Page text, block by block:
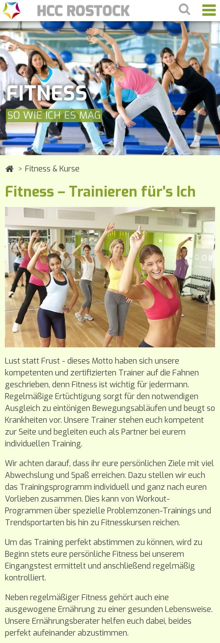
FITNESS
SO WIE ICH ES MAG
Fitness & Kurse
Fitness – Trainieren für’s Ich
Lust statt Frust - dieses Motto haben sich unsere
kompetenten und zertifizierten Trainer auf die Fahnen
geschrieben, denn Fitness ist wichtig für jedermann.
Regelmäßige Ertüchtigung sorgt für den notwendigen
Ausgleich zu eintönigen Bewegungsabläufen und beugt so
Krankheiten vor. Unsere Trainer stehen euch kompetent
zur Seite und begleiten euch als Partner bei eurem
individuellen Training.
Wir achten darauf, dass ihr eure persönlichen Ziele mit viel
Abwechslung und Spaß erreichen. Dazu stellen wir euch
das Trainingsprogramm individuell und ganz nach euren
Vorlieben zusammen. Dies kann von Workout-
Programmen über spezielle Problemzonen-Trainings und
Trendsportarten bis hin zu Fitnesskursen reichen.
Um das Training perfekt abstimmen zu können, wird zu
Beginn stets eure persönliche Fitness bei unserem
Eingangstest ermittelt und anschließend regelmäßig
kontrolliert.
Neben regelmäßiger Fitness gehört auch eine
ausgewogene Ernährung zu einer gesunden Lebensweise.
Unsere Ernährungsberater helfen euch dabei, beides
perfekt aufeinander abzustimmen.